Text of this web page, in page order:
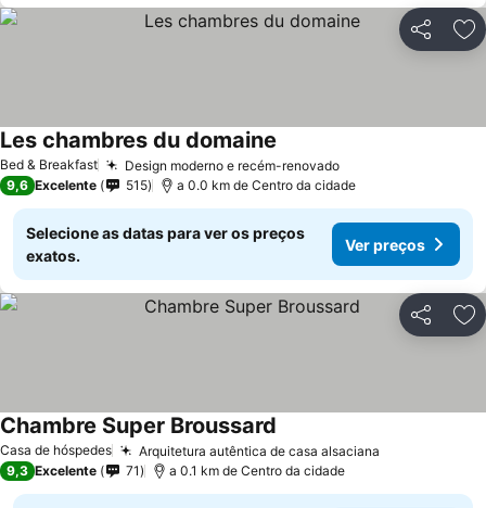
Partilhar
Bed & Breakfast Design moderno e recém-renovado
Les chambres du domaine
9,6 Excelente 515 a 0.0 km de Centro da cidade
Selecione as datas para ver os preços
exatos.
Ver preços
Partilhar
Casa de hóspedes Arquitetura autêntica de casa alsaciana
Chambre Super Broussard
9,3 Excelente 71 a 0.1 km de Centro da cidade